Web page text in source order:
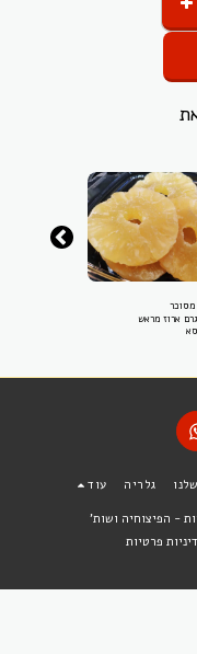
מסוכר
254 גרם ארוז מראש
גלריה עוד
הפיצוחיה ושות'
פרטיות